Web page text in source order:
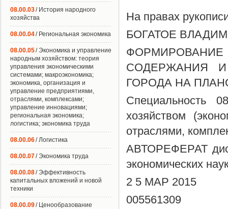
На правах
БОГАТОЕ
СОДЕРЖАНИЯ
ГОРОДА НА
Специальность
хозяйством
отраслями,
АВТОРЕФЕРАТ
экономических
2 5 МАР 2015
005561309
08.00.03/ История народного
хозяйства
08.00.04/ Региональная экономика
08.00.05/ Экономика и управление
народным хозяйством: теория
управления экономическими
системами; макроэкономика;
экономика, организация и
управление предприятиями,
отраслями, комплексами;
управление инновациями;
региональная экономика;
логистика; экономика труда
08.00.06/ Логистика
08.00.07/ Экономика труда
08.00.08/ Эффективность
капитальных вложений и новой
техники
08.00.09/ Ценообразование